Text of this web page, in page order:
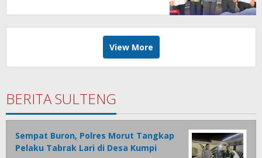
Akuntabel Bebas Mal
Administrasi
View More
BERITA SULTENG
Sempat Buron, Polres Morut Tangkap
Pelaku Tabrak Lari di Desa Kumpi